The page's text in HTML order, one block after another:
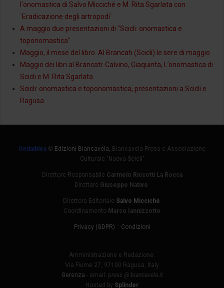
l'onomastica di Salvo Micciché e M. Rita Sgarlata con
`Eradicazione degli artropodi`
A maggio due presentazioni di "Scicli: onomastica e
toponomastica"
Maggio, il mese del libro. Al Brancati (Scicli) le sere di maggio
Maggio dei libri al Brancati: Calvino, Giaquinta, L’onomastica di
Scicli e M. Rita Sgarlata
Scicli: onomastica e toponomastica, presentazioni a Scicli e
Ragusa
Ondaiblea © Edizioni Biancavela, Biancavela Press e Associazione
Culturale "Nuova Scicli"
Direttore Responsabile Carmelo Riccotti La Rocca
Direttore Giuseppe Nativo
Direttore Editoriale Salvo Micciché
Coordinamento Marco Iannizzotto
Privacy (GDPR) :: Condizioni
Amministrazione e Redazione:
Via Fiume 27, 97100 Ragusa, Italy
Gerenza - email: press @ biancavela.it
Hosted by Splinder